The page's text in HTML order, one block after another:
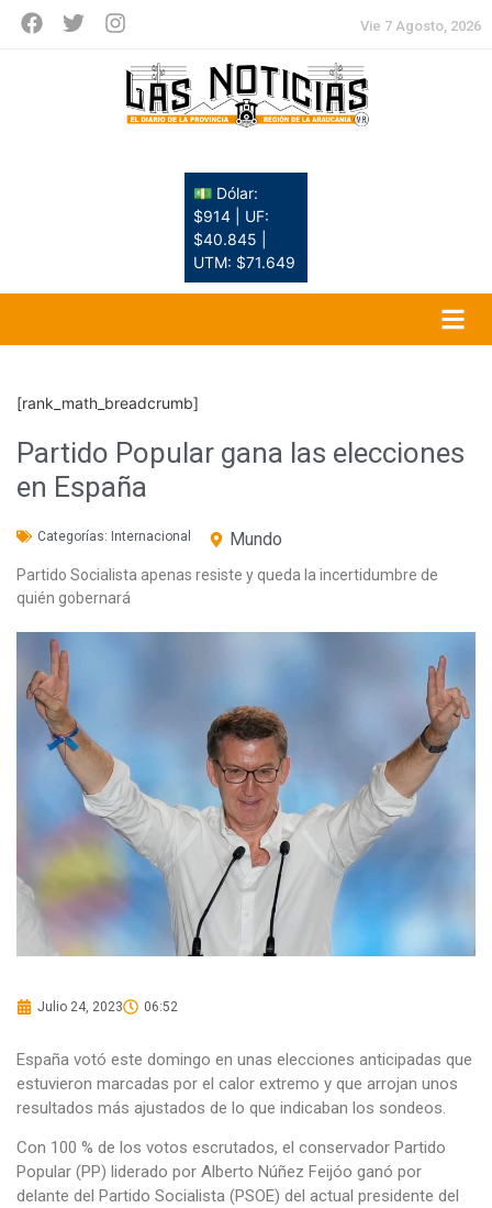
Vie 7 Agosto, 2026
💵 Dólar:
$914 | UF:
$40.845 |
UTM: $71.649
[rank_math_breadcrumb]
Partido Popular gana las elecciones
en España
Categorías: Internacional Mundo
Partido Socialista apenas resiste y queda la incertidumbre de
quién gobernará
Julio 24, 2023 06:52
España votó este domingo en unas elecciones anticipadas que
estuvieron marcadas por el calor extremo y que arrojan unos
resultados más ajustados de lo que indicaban los sondeos.
Con 100 % de los votos escrutados, el conservador Partido
Popular (PP) liderado por Alberto Núñez Feijóo ganó por
delante del Partido Socialista (PSOE) del actual presidente del